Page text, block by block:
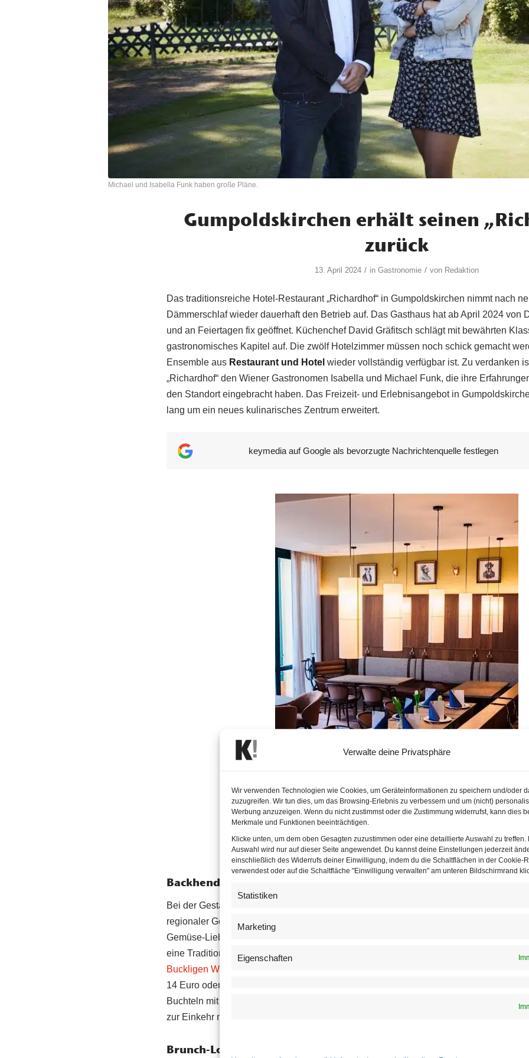
Verwalte deine Privatsphäre
Wir verwenden Technologien wie Cookies, um Geräteinformationen zu speichern und/oder
zuzugreifen. Wir tun dies, um das Browsing-Erlebnis zu verbessern und um (nicht)
Werbung anzuzeigen. Wenn du nicht zustimmst oder die Zustimmung widerrufst, kann dies
Merkmale und Funktionen beeinträchtigen.
Klicke unten, um dem oben Gesagten zuzustimmen oder eine detaillierte Auswahl zu treffen.
Auswahl wird nur auf dieser Seite angewendet. Du kannst deine Einstellungen jederzeit
einschließlich des Widerrufs deiner Einwilligung, indem du die Schaltflächen in der Cookie-
verwendest oder auf die Schaltfläche "Einwilligung verwalten" am unteren Bildschirmrand
Statistiken
Marketing
Eigenschaften
Michael und Isabella Funk haben große Pläne.
Gumpoldskirchen erhält seinen
zurück
13. April 2024 / in Gastronomie / von Redaktion
Das traditionsreiche Hotel-Restaurant „Richardhof“ in Gumpoldskirchen nimmt nach
Dämmerschlaf wieder dauerhaft den Betrieb auf. Das Gasthaus hat ab April 2024 von
und an Feiertagen fix geöffnet. Küchenchef David Gräfitsch schlägt mit bewährten
gastronomisches Kapitel auf. Die zwölf Hotelzimmer müssen noch schick gemacht
Ensemble aus Restaurant und Hotel wieder vollständig verfügbar ist. Zu verdanken
„Richardhof“ den Wiener Gastronomen Isabella und Michael Funk, die ihre
den Standort eingebracht haben. Das Freizeit- und Erlebnisangebot in
lang um ein neues kulinarisches Zentrum erweitert.
keymedia auf Google als bevorzugte Nachrichtenquelle festlegen
Neu renoviertes Restaurant „Richardhof“ in Gumpoldskirchen. | © Adrian
Almasan
Backhendl-Tradition
Bei der Gestaltung der Speisekarte setzt Küchenchef Gräfitsch auf die zeitgemäße
regionaler Gerichte mit internationaler Inspiration. Besonderes Augenmerk richtet er
Gemüse-Liebhabern. Aber auch Hühner-Fans können sich freuen: Die
eine Tradition des Hauses bleibt somit bewahrt. Als Hauptspeise wird unter anderem
Buckligen Welt
im Heu (21 Euro) serviert. Restaurantgäste können sich ebenso für
14 Euro oder einen Brioche-Apfel-Toast (zehn Euro) entscheiden. Süße Klassiker wie
Buchteln mit Vanillesause stehen ebenfalls auf der Karte. Ausflügler und Wanderer
zur Einkehr mit herzhaften Gerichten ohne großes Chichi und feinsten regionalen
Brunch-Location